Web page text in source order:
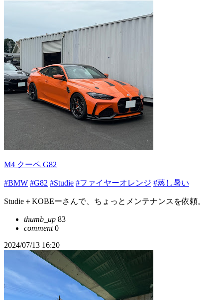
M4 クーペ G82
#BMW #G82 #Studie #ファイヤーオレンジ #蒸し暑い
Studie＋KOBEーさんで、ちょっとメンテナンスを依頼。
thumb_up 83
comment0
2024/07/13 16:20